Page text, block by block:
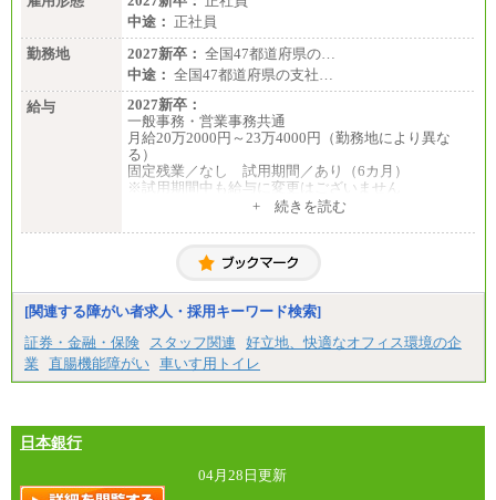
※詳細はJTBキャリアサイトよりご確認ください。
■(株)JTBパブリッシング ※2027年新卒募集終了
総合職 月給241,000円
中途：
①月給227,000円以上
②月給212,000円以上
③月給172,500円以上
④月給23万円～37万円
⑤月給20万円～25万円
⑥月給33万円～48万円
⑦月給271,000円以上
⑧～⑮月給200,000円〜月給400,000円
⑯月給185,000円以上
⑱月給212,000円以上
以上
⑳月給205,000円以上
㉑月給185,000 円以上
㉒月給185,000 円以上
㉓月給224,500円以上
※全コース共通※ 能力・経験・勤務地などにより
中途： 正社員
勤務地
2027新卒： 全国47都道府県の…
中途： 全国47都道府県の支社…
給与
2027新卒：
一般事務・営業事務共通
月給20万2000円～23万4000円（勤務地により異な
る）
固定残業／なし 試用期間／あり（6カ月）
※試用期間中も給与に変更はございません
月給20万2000円～23万4000円（勤務地により異な
固定残業／なし 試用期間／あり（6か月）
+ 続きを読む
[関連する障がい者求人・採用キーワード検索]
証券・金融・保険
スタッフ関連
好立地、快適なオフィス環境の企
業
直腸機能障がい 車いす用トイレ
日本銀行
04月28日更新